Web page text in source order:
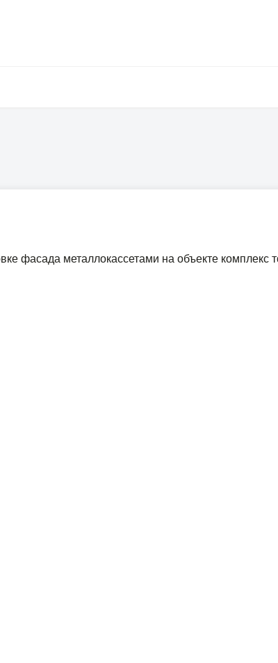
фасада металлокассетами на объекте комплекс